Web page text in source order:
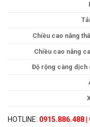
Chiều cao nâng
Chiều cao nâng
Độ rộng càng dịch
HOTLINE: 0915.886.488